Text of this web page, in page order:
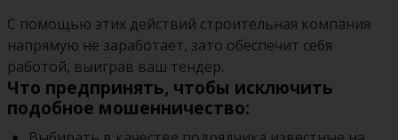
С помощью этих действий строительная компания
напрямую не заработает, зато обеспечит себя
работой, выиграв ваш тендер.
Что предпринять, чтобы исключить
подобное мошенничество: